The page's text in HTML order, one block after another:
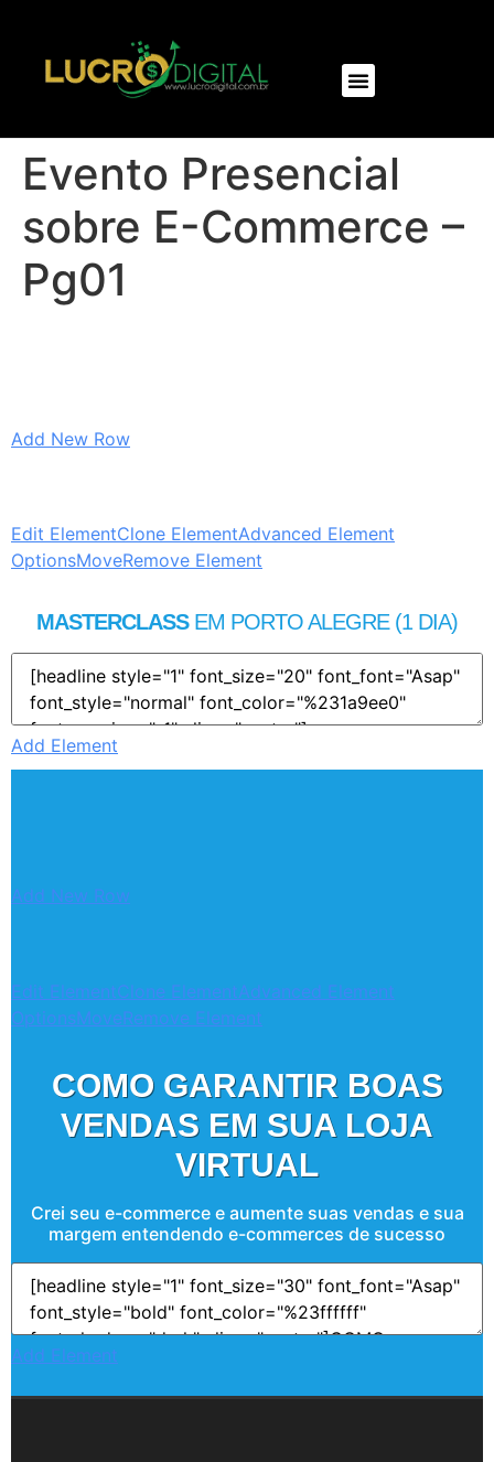
Evento Presencial
sobre E-Commerce –
Pg01
Add New Row
Edit ElementClone ElementAdvanced Element
OptionsMoveRemove Element
MASTERCLASSEM PORTO ALEGRE (1 DIA)
Add Element
Add New Row
Edit ElementClone ElementAdvanced Element
OptionsMoveRemove Element
COMO GARANTIR BOAS
VENDAS EM SUA LOJA
VIRTUAL
Crei seu e-commerce e aumente suas vendas e sua
margem entendendo e-commerces de sucesso
Add Element